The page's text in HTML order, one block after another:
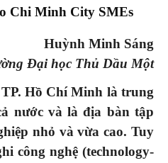
Chi Minh City SMEs
Huỳnh Minh Sáng
Đại học Thủ Dầu Một
Hồ Chí Minh là trung
nước và là địa bàn tập
nhỏ và vừa cao. Tuy
công nghệ (technology-